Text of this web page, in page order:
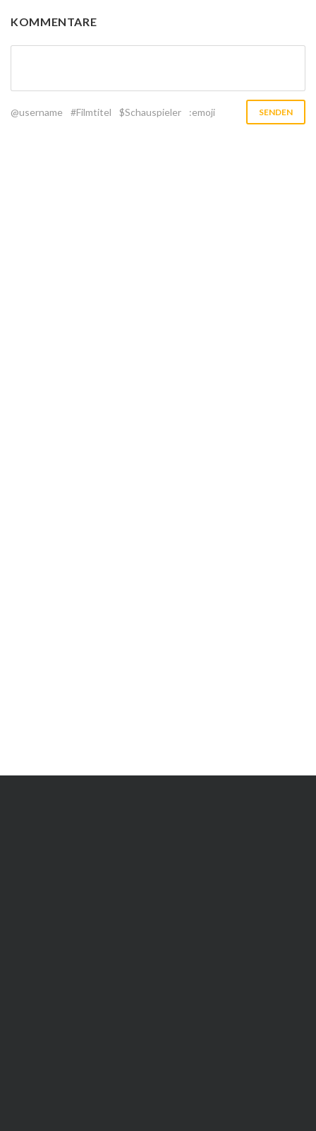
KOMMENTARE
@username #Filmtitel $Schauspieler :emoji